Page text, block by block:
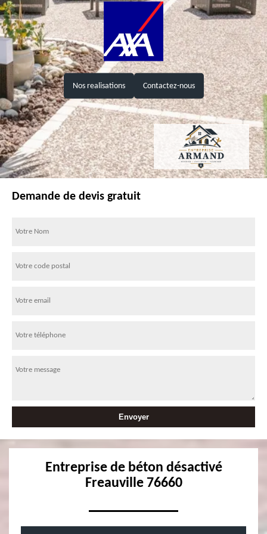
Nos realisations Contactez-nous
Demande de devis gratuit
Entreprise de béton désactivé
Freauville 76660